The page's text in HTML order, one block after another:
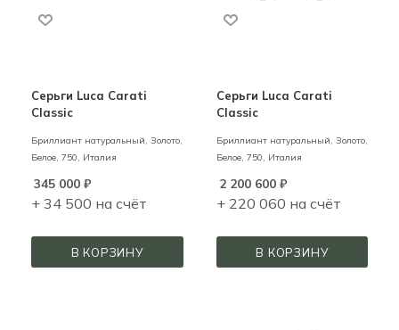
Серьги Luca Carati
Classic
Бриллиант натуральный, Золото,
Белое, 750, Италия
345 000 ₽
+ 34 500 на счёт
В КОРЗИНУ
Серьги Luca Carati
Classic
Бриллиант натуральный, Золото,
Белое, 750, Италия
2 200 600₽
+ 220 060 на счёт
В КОРЗИНУ